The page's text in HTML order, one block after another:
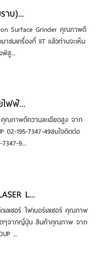
าบ)...
Surface Grinder คุณภาพดี
ชมเครื่องที่ IIT แล้วท่านจะเห็น
พิสู...
ไฟฟ้...
คุณภาพดีความละเอียดสูง จาก
02-195-7347-49สนใจติดต่อ
7347-9...
L...
เลเซอร์ ไฟเบอร์เลเซอร์ คุณภาพ
ดๆจากญี่ปุ่น สินค้าคุณภาพ จาก
...